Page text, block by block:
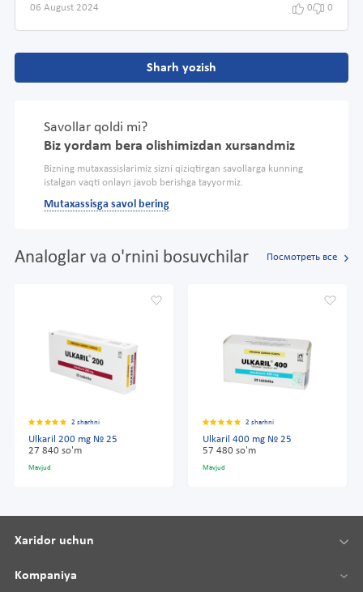
06 August 2024 0 0
Sharh yozish
Savollar qoldi mi?
Biz yordam bera olishimizdan xursandmiz
Bizning mutaxassislarimiz sizni qiziqtirgan savollarga kunning
istalgan vaqti onlayn javob berishga tayyormiz.
Mutaxassisga savol bering
Analoglar va o'rnini bosuvchilar Посмотреть все
2 sharhni
Ulkaril 200 mg № 25
27 840 so'm
Mavjud
2 sharhni
Ulkaril 400 mg № 25
57 480 so'm
Mavjud
Xaridor uchun
Kompaniya